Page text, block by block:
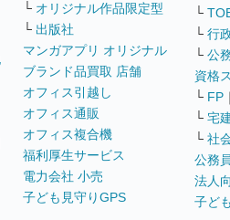
└ オリジナル作品限定型
└ 出版社
マンガアプリ オリジナル
ブランド品買取 店舗
オフィス引越し
オフィス通販
オフィス複合機
福利厚生サービス
電力会社 小売
子ども見守りGPS
└
└ 行
└ 公
資格
└ FP ｜
└ 宅
└ 社
公務
法人
子ど